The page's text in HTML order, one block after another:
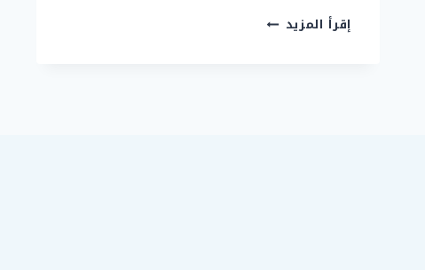
إقرأ المزيد تركيب